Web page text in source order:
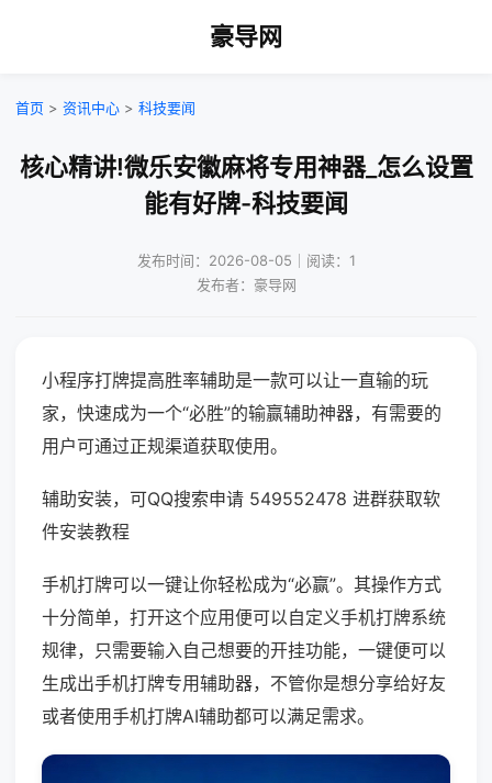
豪导网
首页 > 资讯中心 > 科技要闻
核心精讲!微乐安徽麻将专用神器_怎么设置
能有好牌-科技要闻
发布时间：2026-08-05｜阅读：1
发布者：豪导网
小程序打牌提高胜率辅助是一款可以让一直输的玩
家，快速成为一个“必胜”的输赢辅助神器，有需要的
用户可通过正规渠道获取使用。
辅助安装，可QQ搜索申请 549552478 进群获取软
件安装教程
手机打牌可以一键让你轻松成为“必赢”。其操作方式
十分简单，打开这个应用便可以自定义手机打牌系统
规律，只需要输入自己想要的开挂功能，一键便可以
生成出手机打牌专用辅助器，不管你是想分享给好友
或者使用手机打牌AI辅助都可以满足需求。